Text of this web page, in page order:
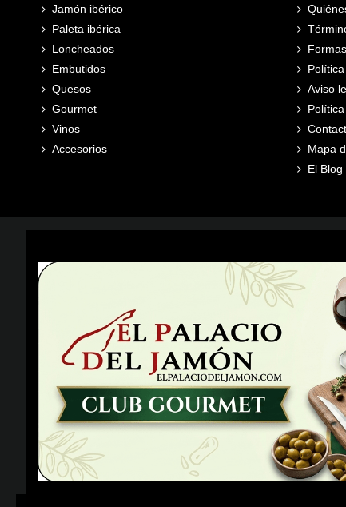
Jamón ibérico
Paleta ibérica
Loncheados
Embutidos
Quesos
Gourmet
Vinos
Accesorios
Aviso
Mapa
El